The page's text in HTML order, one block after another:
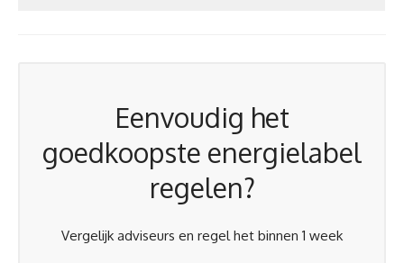
Eenvoudig het
goedkoopste energielabel
regelen?
Vergelijk adviseurs en regel het binnen 1 week